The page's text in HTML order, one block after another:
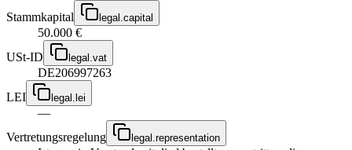
Stammkapital
legal.capital
50.000 €
USt-ID
legal.vat
DE206997263
LEI
legal.lei
—
Vertretungsregelung
legal.representation